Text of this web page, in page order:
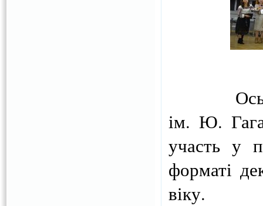
Ось і
ім. Ю.
участь у
форматі
віку.